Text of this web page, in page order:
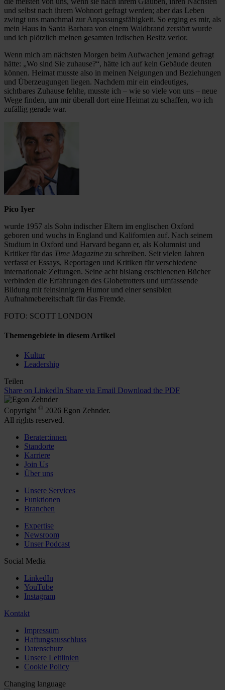
und selbst nach ihrem Wohnort gefragt werden; aber das Leben
zwingt uns manchmal zur Anpassungsfähigkeit. So erging es mir, als
mein Haus in Santa Barbara von einem Waldbrand zerstört wurde
und ich plötzlich meinen gesamten irdischen Besitz verlor.
Wenn mich am nächsten Morgen beim Aufwachen jemand gefragt
hätte: „Wo sind Sie zuhause?“, hätte ich auf kein Gebäude deuten
können. Heimat musste also in meinen Neigungen und Beziehungen
und Überzeugungen liegen. Nachdem mir ein eindeutiges,
sichtbares Zuhause fehlte, musste ich – wie so viele von uns – neue
Wege finden, um mir überall dort eine Heimat zu schaffen, wo ich
zufällig gerade war.
Pico Iyer
wurde 1957 als Sohn indischer Eltern im englischen Oxford
geboren und wuchs in England und Kalifornien auf. Nach seinem
Studium in Oxford und Harvard begann er, als Kolumnist und
Kritiker für das Time Magazine zu schreiben. Seit vielen Jahren
verfasst er Essays, Reportagen und Kritiken für verschiedene
internationale Zeitungen. Seine acht bislang erschienenen Bücher
verbinden die Erfahrungen des Globetrotters und umfassende
Bildung mit feinsinnigem Humor und einer sensiblen
Aufnahmebereitschaft für das Fremde.
FOTO: SCOTT LONDON
Themengebiete in diesem Artikel
Kultur
Leadership
Teilen
Share on LinkedIn Share via Email Download the PDF
Copyright © 2026 Egon Zehnder.
All rights reserved.
Berater:innen
Standorte
Karriere
Join Us
Über uns
Unsere Services
Funktionen
Branchen
Expertise
Newsroom
Unser Podcast
Social Media
LinkedIn
YouTube
Instagram
Kontakt
Impressum
Haftungsausschluss
Datenschutz
Unsere Leitlinien
Cookie Policy
Changing language